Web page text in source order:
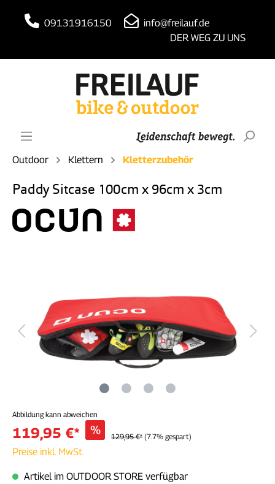
09131916150
info@freilauf.de
DER WEG ZU UNS
Outdoor Klettern Kletterzubehör
Paddy Sitcase 100cm x 96cm x 3cm
Abbildung kann abweichen
119,95 €* %
129,95 €* (7.7% gespart)
Preise inkl. MwSt.
Artikel im OUTDOOR STORE verfügbar